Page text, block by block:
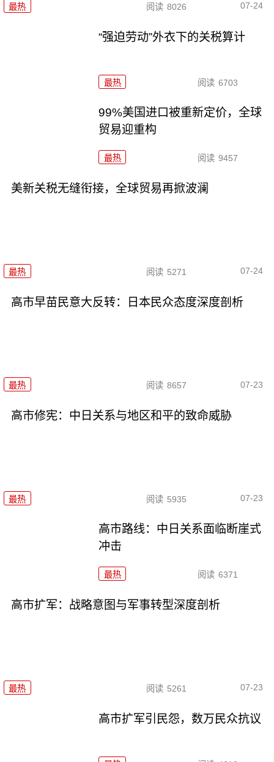
最热 阅读 8026 07-24
“强迫劳动”外衣下的关税算计
最热 阅读 6703
99%美国进口被重新定价，全球
贸易迎重构
最热 阅读 9457
美新关税无缝衔接，全球贸易再掀波澜
最热 阅读 5271 07-24
高市早苗民意大反转：日本民众态度深度剖析
最热 阅读 8657 07-23
高市修宪：中日关系与地区和平的致命威胁
最热 阅读 5935 07-23
高市路线：中日关系面临断崖式
冲击
最热 阅读 6371
高市扩军：战略意图与军事转型深度剖析
最热 阅读 5261 07-23
高市扩军引民怨，数万民众抗议